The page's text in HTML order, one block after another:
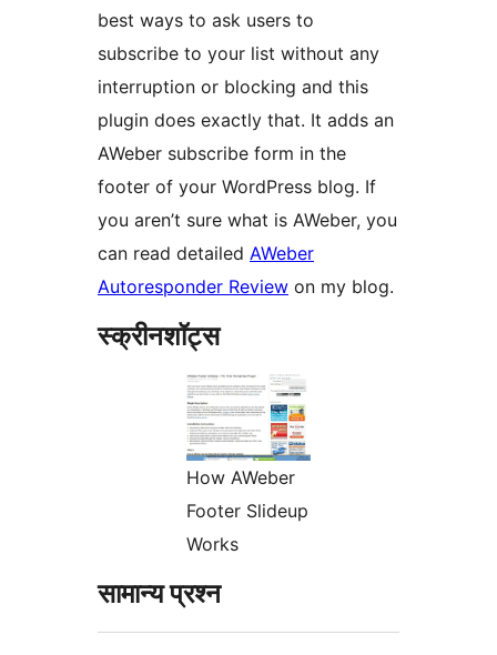
best ways to ask users to
subscribe to your list without any
interruption or blocking and this
plugin does exactly that. It adds an
AWeber subscribe form in the
footer of your WordPress blog. If
you aren’t sure what is AWeber, you
can read detailed AWeber
Autoresponder Review on my blog.
स्क्रीनशॉट्स
How AWeber
Footer Slideup
Works
सामान्य प्रश्न